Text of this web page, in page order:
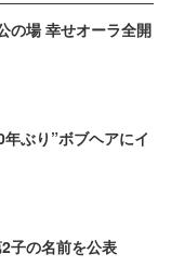
の場 幸せオーラ全開
ぶり”ボブヘアにイ
子の名前を公表